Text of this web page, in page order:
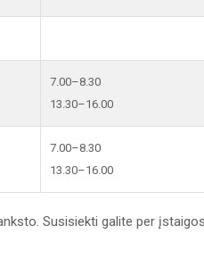
7.00–8.30
13.30–16.00
7.00–8.30
13.30–16.00
Susisiekti galite per